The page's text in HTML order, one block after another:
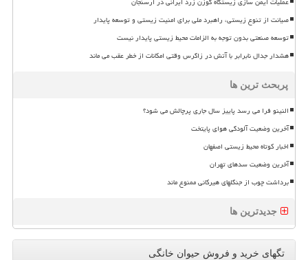
صیانت از تنوع زیستی، راهبرد ملی برای امنیت زیستی و توسعه پایدار
توسعه صنعتی بدون توجه به الزامات محیط زیستی پایدار نیست
هشدار جدال نابرابر با آتش در زاگرس وقتی امکانات از خطر عقب می ماند
پربحث ترین ها
النینو فرا می رسد پاییز سال جاری پرچالش می شود؟
آخرین وضعیت آلودگی هوای پایتخت
اخبار کوتاه محیط زیستی اصفهان
آخرین وضعیت سدهای تهران
برداشت چوب از جنگلهای هیرکانی ممنوع ماند
جدیدترین ها
تگهای خرید و فروش حیوان خانگی